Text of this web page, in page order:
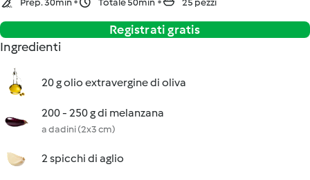
Prep. 30min Totale 50min 25 pezzi
Registrati gratis
Ingredienti
20 g olio extravergine di oliva
200 - 250 g di melanzana
a dadini (2x3 cm)
2 spicchi di aglio